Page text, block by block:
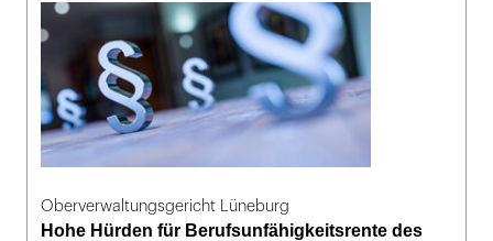
Oberverwaltungsgericht Lüneburg
Hohe Hürden für Berufsunfähigkeitsrente des